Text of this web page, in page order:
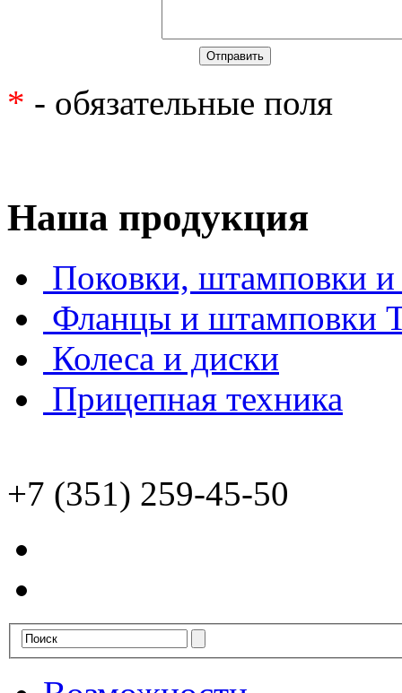
* - обязательные поля
Наша продукция
Поковки, штамповки и
Фланцы и штамповки
Колеса и диски
Прицепная техника
+7 (351) 259-45-50